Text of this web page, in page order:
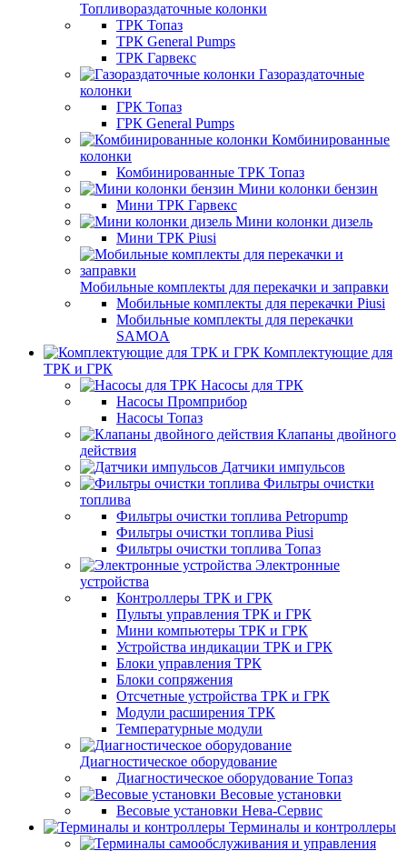
Топливораздаточные колонки
ТРК Топаз
ТРК General Pumps
ТРК Гарвекс
Газораздаточные
колонки
ГРК Топаз
ГРК General Pumps
Комбинированные
колонки
Комбинированные ТРК Топаз
Мини колонки бензин
Мини ТРК Гарвекс
Мини колонки дизель
Мини ТРК Piusi
Мобильные комплекты для перекачки и заправки
Мобильные комплекты для перекачки Piusi
Мобильные комплекты для перекачки
SAMOA
Комплектующие для
ТРК и ГРК
Насосы для ТРК
Насосы Промприбор
Насосы Топаз
Клапаны двойного
действия
Датчики импульсов
Фильтры очистки
топлива
Фильтры очистки топлива Petropump
Фильтры очистки топлива Piusi
Фильтры очистки топлива Топаз
Электронные
устройства
Контроллеры ТРК и ГРК
Пульты управления ТРК и ГРК
Мини компьютеры ТРК и ГРК
Устройства индикации ТРК и ГРК
Блоки управления ТРК
Блоки сопряжения
Отсчетные устройства ТРК и ГРК
Модули расширения ТРК
Температурные модули
Диагностическое оборудование
Диагностическое оборудование Топаз
Весовые установки
Весовые установки Нева-Сервис
Терминалы и контроллеры